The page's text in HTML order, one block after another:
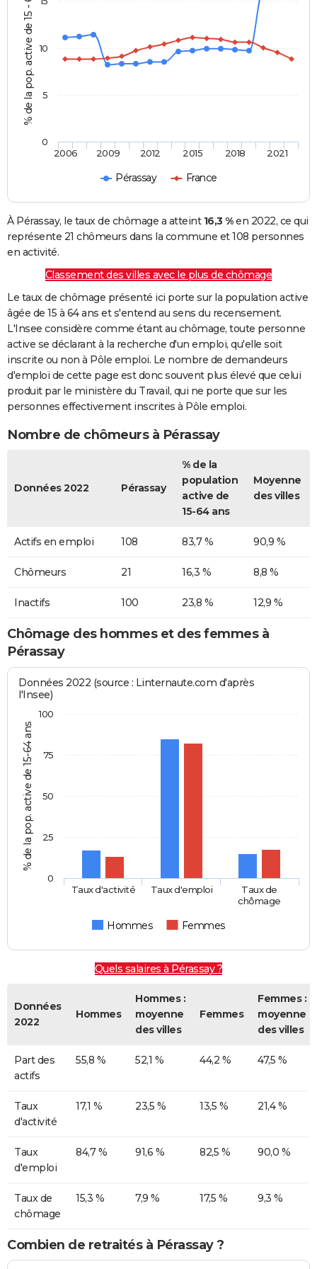
% de la pop. active de 15 - 64 ans
Pérassay France
2006 2009 2012 2015 2018 2021
0
5
10
À Pérassay, le taux de chômage a atteint 16,3 %en 2022, ce qui
représente 21 chômeurs dans la commune et 108 personnes
en activité.
Classement des villes avec le plus de chômage
Le taux de chômage présenté ici porte sur la population active
âgée de 15 à 64 ans et s'entend au sens du recensement.
L'Insee considère comme étant au chômage, toute personne
active se déclarant à la recherche d'un emploi, qu'elle soit
inscrite ou non à Pôle emploi. Le nombre de demandeurs
d'emploi de cette page est donc souvent plus élevé que celui
produit par le ministère du Travail, qui ne porte que sur les
personnes effectivement inscrites à Pôle emploi.
Nombre de chômeurs à Pérassay
Données 2022 Pérassay
% de la
population
active de
15-64 ans
Moyenne
des villes
Actifs en emploi 108 83,7 % 90,9 %
Chômeurs 21 16,3 % 8,8 %
Inactifs 100 23,8 % 12,9 %
Chômage des hommes et des femmes à
Pérassay
% de la pop. active de 15-64 ans
Données 2022 (source : Linternaute.com d'après
l'Insee)
Hommes Femmes
Taux d'activité Taux d'emploi
Taux de
chômage
0
25
50
75
100
Quels salaires à Pérassay ?
Données
2022
Hommes
Hommes :
moyenne
des villes
Femmes
Femmes :
moyenne
des villes
Part des
actifs
55,8 % 52,1 % 44,2 % 47,5 %
Taux
d'activité
17,1 % 23,5 % 13,5 % 21,4 %
Taux
d'emploi
84,7 % 91,6 % 82,5 % 90,0 %
Taux de
chômage
15,3 % 7,9 % 17,5 % 9,3 %
Combien de retraités à Pérassay ?